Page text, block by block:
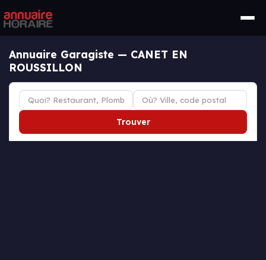
Annuaire Garagiste — CANET EN
ROUSSILLON
Trouver